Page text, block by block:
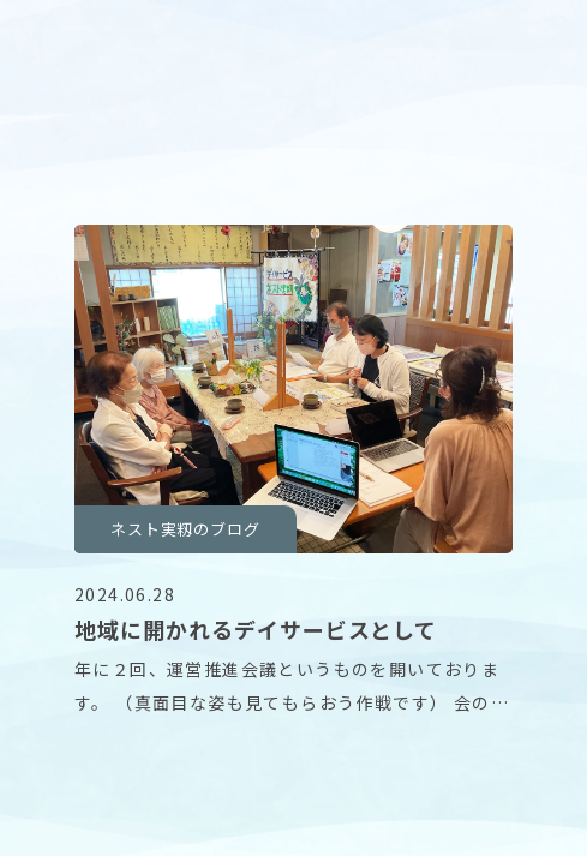
ネスト実籾のブログ
2024.06.28
地域に開かれるデイサービスとして
年に２回、運営推進会議というものを開いておりま
す。 （真面目な姿も見てもらおう作戦です） 会の中